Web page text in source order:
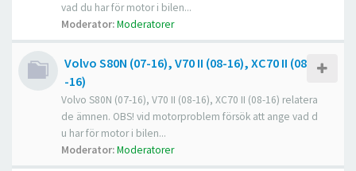
vad du har för motor i bilen...
Moderator:Moderatorer
Volvo S80N (07-16), V70 II (08-16), XC70 II (08
-16)
Volvo S80N (07-16), V70 II (08-16), XC70 II (08-16) relatera
de ämnen. OBS! vid motorproblem försök att ange vad d
u har för motor i bilen...
Moderator:Moderatorer